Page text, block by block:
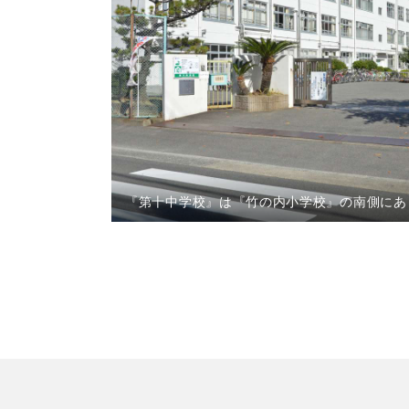
『第十中学校』は『竹の内小学校』の南側に